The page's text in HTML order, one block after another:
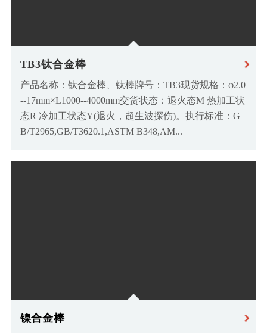
TB3钛合金棒
产品名称：钛合金棒、钛棒牌号：TB3现货规格：φ2.0
--17mm×L1000--4000mm交货状态：退火态M 热加工状
态R 冷加工状态Y(退火，超生波探伤)。执行标准：G
B/T2965,GB/T3620.1,ASTM B348,AM...
镍合金棒